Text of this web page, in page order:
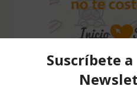
Configura nuestro Inicio
vez que entres a hacer una